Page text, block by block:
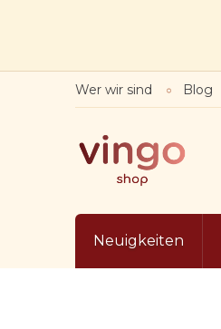
Wer wir sind Blog
Neuigkeiten